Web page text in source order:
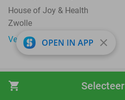
shopping_cart
House of Joy & Health
Zwolle
Verkocht: 177OPEN IN APP close